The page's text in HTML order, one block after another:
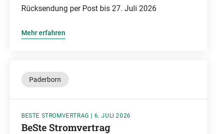
Rücksendung per Post bis 27. Juli 2026
Mehr erfahren
Paderborn
BESTE STROMVERTRAG | 6. JULI 2026
BeSte Stromvertrag